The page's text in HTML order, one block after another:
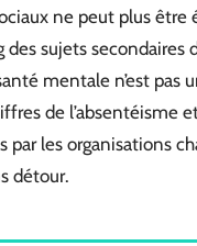
ne peut plus être
des sujets secondaires
mentale n’est pas
de l’absentéisme
par les organisations
détour.